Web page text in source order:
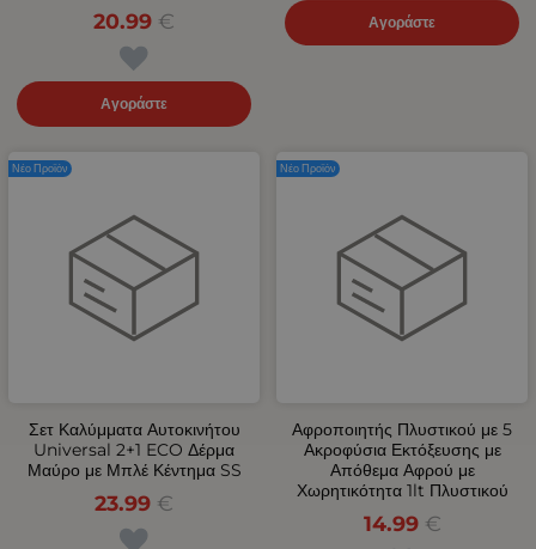
20.99 €
Αγοράστε
Αγοράστε
Σετ Καλύμματα Αυτοκινήτου
Universal 2+1 ECO Δέρμα
Μαύρο με Μπλέ Κέντημα SS
23.99 €
Νέο Προϊόν
Αφροποιητής Πλυστικού με 5
Ακροφύσια Εκτόξευσης με
Απόθεμα Αφρού με
Χωρητικότητα 1lt Πλυστικού
14.99 €
Νέο Προϊόν